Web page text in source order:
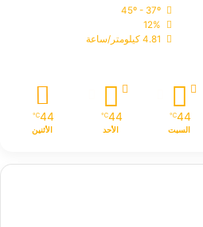
12%
4.81 كيلومتر/ساعة
44
℃
السبت
44
℃
الأحد
44
℃
الأثنين